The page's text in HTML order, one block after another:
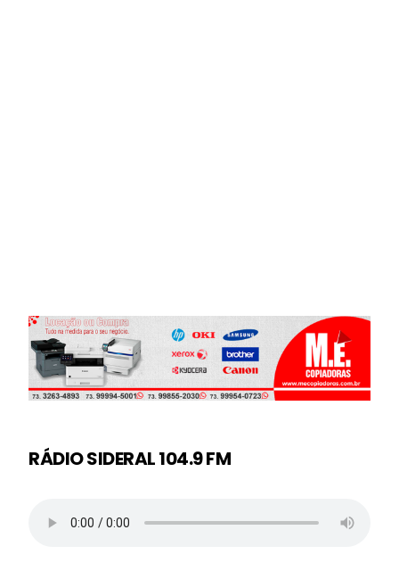
RÁDIO SIDERAL 104.9 FM